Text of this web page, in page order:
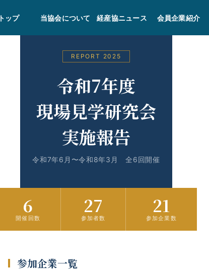
トップ 当協会について 経産協ニュース 会員企業紹介
REPORT 2025
令和7年度
現場見学研究会
実施報告
令和7年6月〜令和8年3月 全6回開催
6
開催回数
27
参加者数
21
参加企業数
参加企業一覧